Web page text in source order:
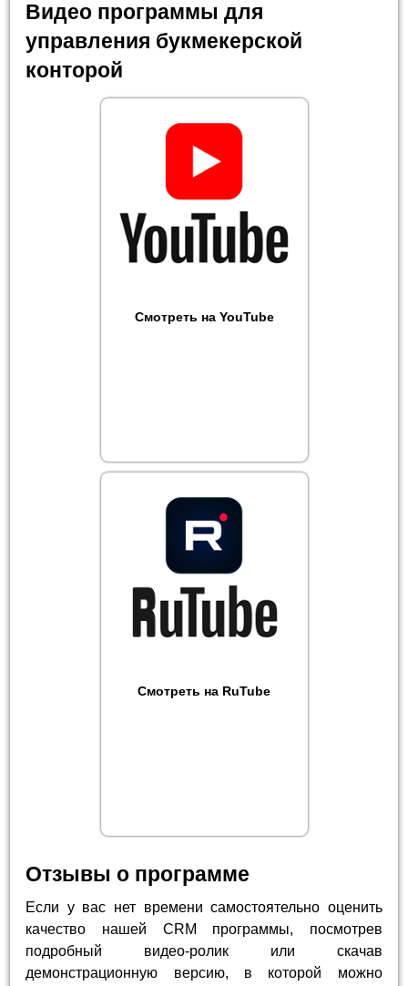
Видео программы для
управления букмекерской
конторой
Смотреть на YouTube
Смотреть на RuTube
Отзывы о программе
Если у вас нет времени самостоятельно оценить
качество нашей CRM программы, посмотрев
подробный видео-ролик или скачав
демонстрационную версию, в которой можно